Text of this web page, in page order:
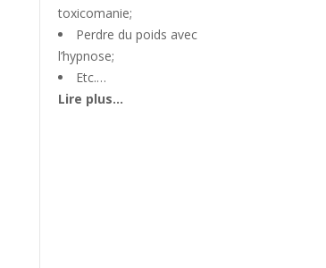
toxicomanie;
Perdre du poids avec
l’hypnose;
Etc.…
Lire plus…